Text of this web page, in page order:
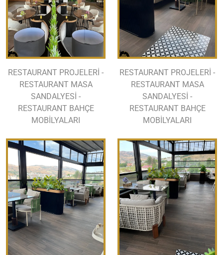
RESTAURANT PROJELERİ -
RESTAURANT MASA
SANDALYESİ -
RESTAURANT BAHÇE
MOBİLYALARI
RESTAURANT PROJELERİ -
RESTAURANT MASA
SANDALYESİ -
RESTAURANT BAHÇE
MOBİLYALARI